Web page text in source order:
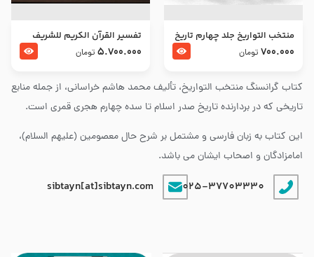
کتاب گرانسنگ منتخب التواريخ، تألیف محمد هاشم خراسانی، از جمله منابع
تاریخی که در بردارنده تاریخ صدر اسلام تا سده چهارم هجری قمری است.
این کتاب به زبان فارسی و مشتمل بر شرح حال معصومین (علیهم السلام)،
امامزادگان و اصحاب ایشان می باشد.
025-37703330
sibtayn[at]sibtayn.com
منتخب التواریخ جلد چهارم تاریخ
امام زین العابدین و امام محمد
700.000 تومان
تفسير القرآن الكريم للشريف
المرتضي قدس سرّه
5.700.000 تومان